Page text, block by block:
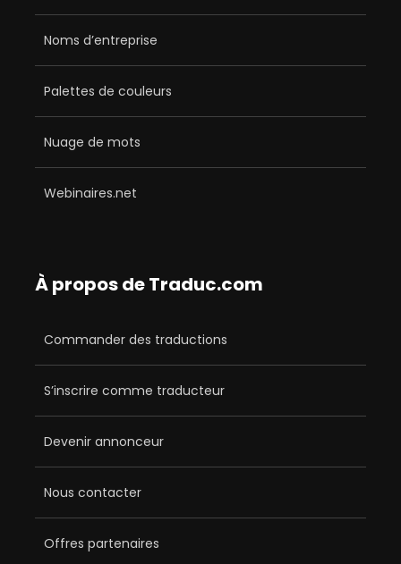
Noms d’entreprise
Palettes de couleurs
Nuage de mots
Webinaires.net
À propos de Traduc.com
Commander des traductions
S’inscrire comme traducteur
Devenir annonceur
Nous contacter
Offres partenaires